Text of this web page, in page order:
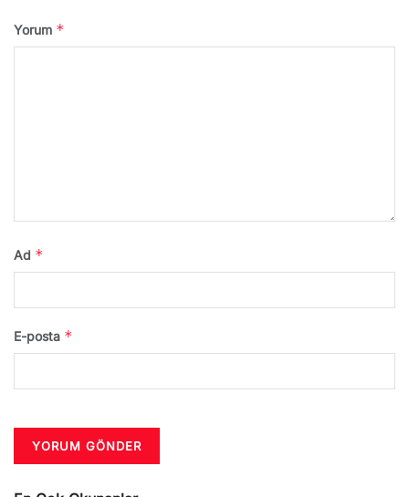
Yorum *
Ad *
E-posta *